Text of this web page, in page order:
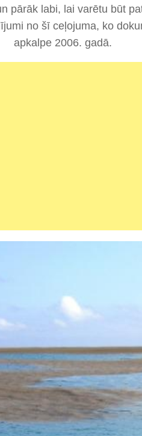
pārāk labi, lai varētu būt
no šī ceļojuma, ko
apkalpe 2006. gadā.